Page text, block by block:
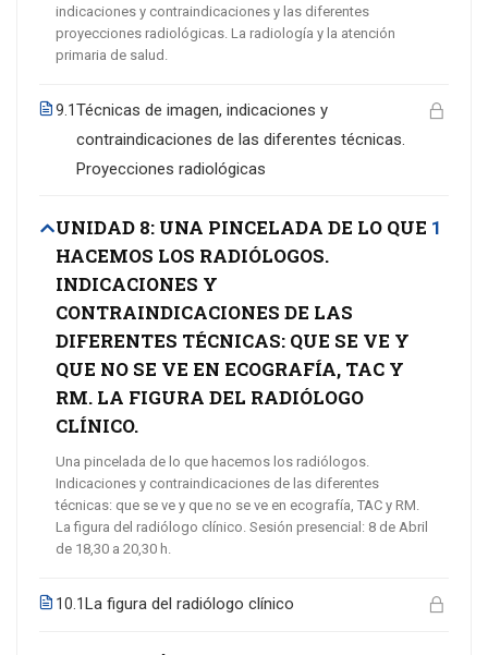
indicaciones y contraindicaciones y las diferentes
proyecciones radiológicas. La radiología y la atención
primaria de salud.
9.1Técnicas de imagen, indicaciones y
contraindicaciones de las diferentes técnicas.
Proyecciones radiológicas
UNIDAD 8: UNA PINCELADA DE LO QUE
HACEMOS LOS RADIÓLOGOS.
INDICACIONES Y
CONTRAINDICACIONES DE LAS
DIFERENTES TÉCNICAS: QUE SE VE Y
QUE NO SE VE EN ECOGRAFÍA, TAC Y
RM. LA FIGURA DEL RADIÓLOGO
CLÍNICO.
Una pincelada de lo que hacemos los radiólogos.
Indicaciones y contraindicaciones de las diferentes
técnicas: que se ve y que no se ve en ecografía, TAC y RM.
La figura del radiólogo clínico. Sesión presencial: 8 de Abril
de 18,30 a 20,30 h.
1
10.1La figura del radiólogo clínico